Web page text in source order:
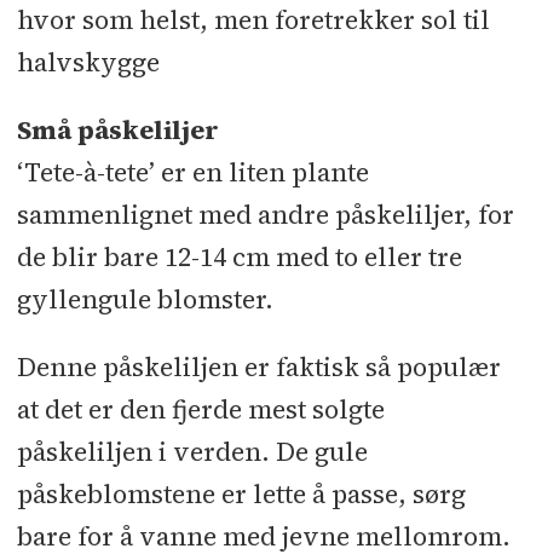
hvor som helst, men foretrekker sol til
halvskygge
Små påskeliljer
‘Tete-à-tete’ er en liten plante
sammenlignet med andre påskeliljer, for
de blir bare 12-14 cm med to eller tre
gyllengule blomster.
Denne påskeliljen er faktisk så populær
at det er den fjerde mest solgte
påskeliljen i verden. De gule
påskeblomstene er lette å passe, sørg
bare for å vanne med jevne mellomrom.